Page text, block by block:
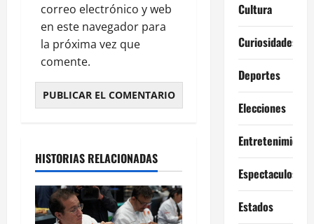
correo electrónico y web
en este navegador para
la próxima vez que
comente.
HISTORIAS RELACIONADAS
Cultura
Curiosidades
Deportes
Elecciones
Entretenimiento
Espectaculos
Estados